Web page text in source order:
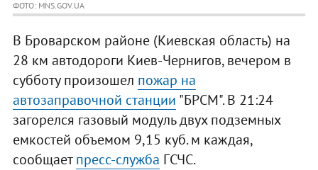
ФОТО: MNS.GOV.UA
В Броварском районе (Киевская область) на
28 км автодороги Киев-Чернигов, вечером в
субботу произошел пожар на
автозаправочной станции "БРСМ". В 21:24
загорелся газовый модуль двух подземных
емкостей объемом 9,15 куб. м каждая,
сообщаетпресс-служба ГСЧС.